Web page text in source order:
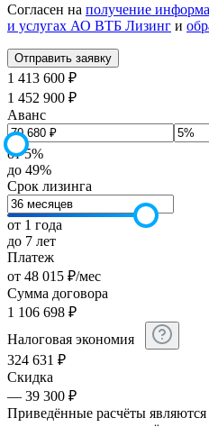
Согласен на получение
и услугах АО ВТБ Лизинг и
1 413 600 ₽
1 452 900 ₽
Аванс
от 5%
до 49%
Срок лизинга
от 1 года
до 7 лет
Платеж
от 48 015 ₽/мес
Сумма договора
1 106 698 ₽
Налоговая экономия
324 631 ₽
Скидка
— 39 300 ₽
Приведённые расчёты